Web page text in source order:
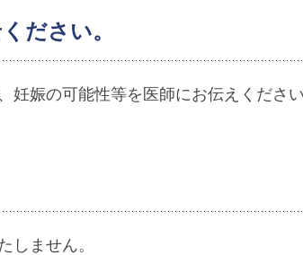
ださい。
娠の可能性等を医師にお伝えください
しません。